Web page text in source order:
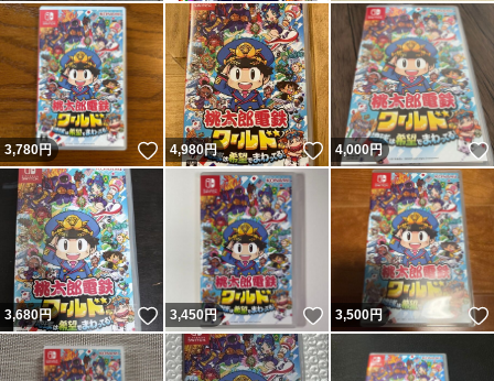
3,780円 いいね！
4,980円 いいね！
4,000円
3,680円 いいね！
3,450円 いいね！
3,500円